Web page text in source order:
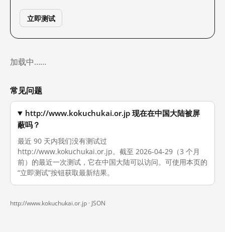
立即测试
加载中……
常见问题
http://www.kokuchukai.or.jp 现在在中国大陆被屏
蔽吗？
最近 90 天内我们没有测试过
http://www.kokuchukai.or.jp。截至 2026-04-29（3 个月
前）的最近一次测试，它在中国大陆可以访问。可使用本页的
“立即测试”按钮获取最新结果。
http://www.kokuchukai.or.jp · JSON